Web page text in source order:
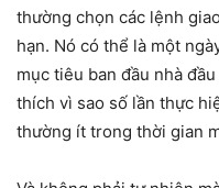
thường chọn các lệnh
hạn. Nó có thể là một
mục tiêu ban đầu nhà
thích vì sao số lần thực
thường ít trong thời gian